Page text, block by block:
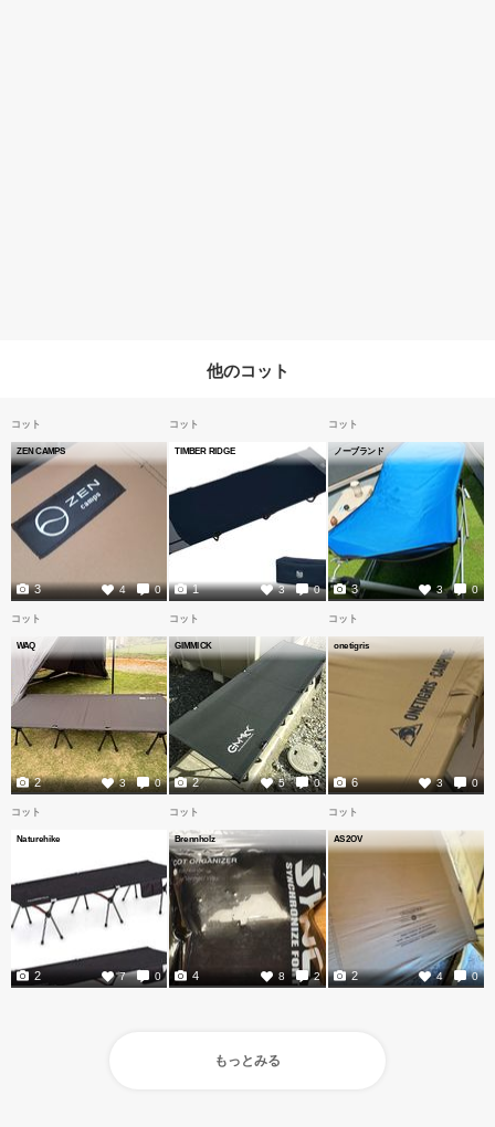
他のコット
コット
ZEN CAMPS
4 0
3
コット
TIMBER RIDGE
3 0
1
コット
ノーブランド
3 0
3
コット
WAQ
3 0
2
コット
GIMMICK
5 0
2
コット
onetigris
3 0
6
コット
Naturehike
7 0
2
コット
Brennholz
8 2
4
コット
AS2OV
4 0
2
もっとみる